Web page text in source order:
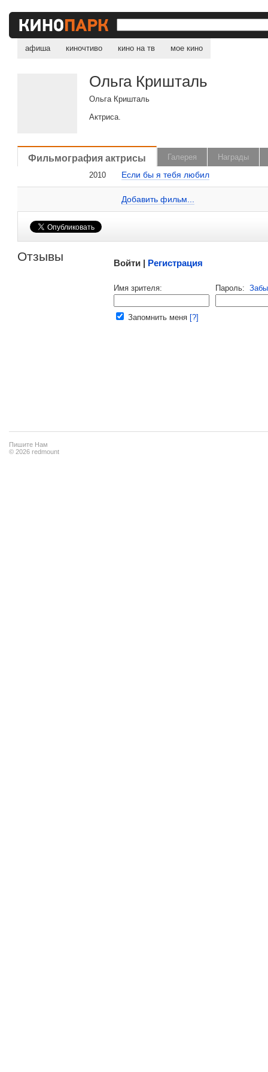
афиша киночтиво кино на тв мое кино
Ольга Кришталь
Ольга Кришталь
Актриса.
Фильмография актрисы Галерея
Награды
2010
Если бы я тебя любил
Добавить фильм...
Ольга Кришталь на сайте Кино-Театр.ru
Отзывы
, поделитесь своим мнением
Войти | Регистрация
Имя зрителя: Пароль:
Запомнить меня [?]
Пишите Нам
© 2026 redmount